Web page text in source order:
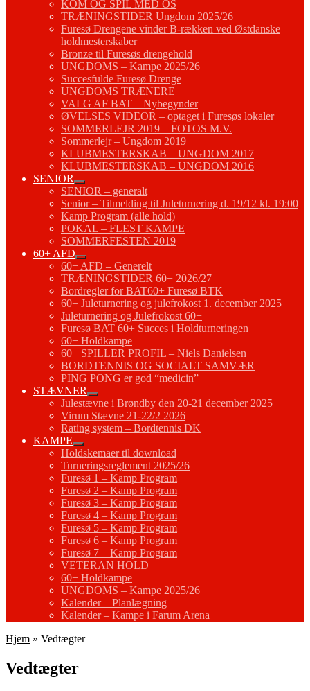
KOM OG SPIL MED OS
TRÆNINGSTIDER Ungdom 2025/26
Furesø Drengene vinder B-rækken ved Østdanske
holdmesterskaber
Bronze til Furesøs drengehold
UNGDOMS – Kampe 2025/26
Succesfulde Furesø Drenge
UNGDOMS TRÆNERE
VALG AF BAT – Nybegynder
ØVELSES VIDEOR – optaget i Furesøs lokaler
SOMMERLEJR 2019 – FOTOS M.V.
Sommerlejr – Ungdom 2019
KLUBMESTERSKAB – UNGDOM 2017
KLUBMESTERSKAB – UNGDOM 2016
SENIOR
SENIOR – generalt
Senior – Tilmelding til Juleturnering d. 19/12 kl. 19:00
Kamp Program (alle hold)
POKAL – FLEST KAMPE
SOMMERFESTEN 2019
60+ AFD
60+ AFD – Generelt
TRÆNINGSTIDER 60+ 2026/27
Bordregler for BAT60+ Furesø BTK
60+ Juleturnering og julefrokost 1. december 2025
Juleturnering og Julefrokost 60+
Furesø BAT 60+ Succes i Holdturneringen
60+ Holdkampe
60+ SPILLER PROFIL – Niels Danielsen
BORDTENNIS OG SOCIALT SAMVÆR
PING PONG er god “medicin”
STÆVNER
Julestævne i Brøndby den 20-21 december 2025
Virum Stævne 21-22/2 2026
Rating system – Bordtennis DK
KAMPE
Holdskemaer til download
Turneringsreglement 2025/26
Furesø 1 – Kamp Program
Furesø 2 – Kamp Program
Furesø 3 – Kamp Program
Furesø 4 – Kamp Program
Furesø 5 – Kamp Program
Furesø 6 – Kamp Program
Furesø 7 – Kamp Program
VETERAN HOLD
60+ Holdkampe
UNGDOMS – Kampe 2025/26
Kalender – Planlægning
Kalender – Kampe i Farum Arena
Hjem » Vedtægter
Vedtægter